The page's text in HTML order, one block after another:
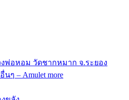
พ่อหอม วัดชากหมาก จ.ระยอง
นๆ – Amulet more